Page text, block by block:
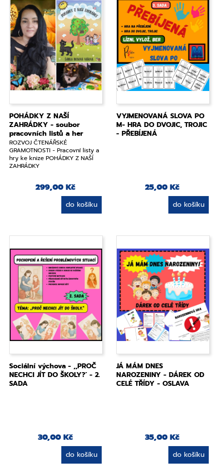
POHÁDKY Z NAŠÍ
ZAHRÁDKY - soubor
pracovních listů a her
ROZVOJ ČTENÁŘSKÉ
GRAMOTNOSTI - Pracovní listy a
hry ke knize POHÁDKY Z NAŠÍ
ZAHRÁDKY
299,00 Kč
do košíku
VYJMENOVANÁ SLOVA PO
M- HRA DO DVOJIC, TROJIC
- PŘEBÍJENÁ
25,00 Kč
do košíku
Sociální výchova - ,,PROČ
NECHCI JÍT DO ŠKOLY?´ - 2.
SADA
30,00 Kč
do košíku
JÁ MÁM DNES
NAROZENINY - DÁREK OD
CELÉ TŘÍDY - OSLAVA
35,00 Kč
do košíku